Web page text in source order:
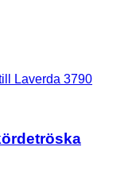
Laverda 3790